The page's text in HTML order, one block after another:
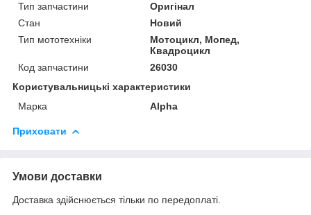
Тип запчастини
Оригінал
Стан
Новий
Тип мототехніки
Мотоцикл, Мопед,
Квадроцикл
Код запчастини
26030
Користувальницькі характеристики
Марка
Alpha
Приховати
Умови доставки
Доставка здійснюється тільки по передоплаті.